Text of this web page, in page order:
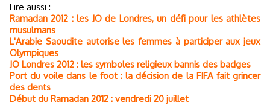
Lire aussi :
Ramadan 2012 : les JO de Londres, un défi pour les athlètes
musulmans
L'Arabie Saoudite autorise les femmes à participer aux jeux
Olympiques
JO Londres 2012 : les symboles religieux bannis des badges
Port du voile dans le foot : la décision de la FIFA fait grincer
des dents
Début du Ramadan 2012 : vendredi 20 juillet